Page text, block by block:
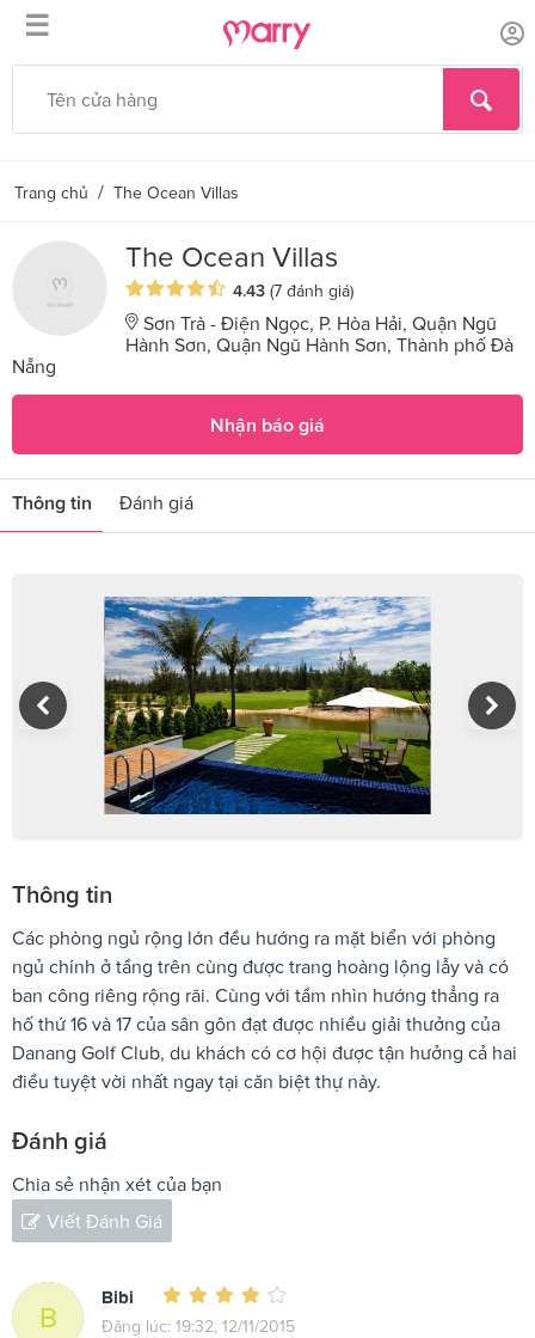
☰
Trang chủ / The Ocean Villas
The Ocean Villas
4.43 (7 đánh giá)
Sơn Trà - Điện Ngọc, P. Hòa Hải, Quận Ngũ
Hành Sơn, Quận Ngũ Hành Sơn, Thành phố Đà
Nẵng
Nhận báo giá
Thông tin Đánh giá
Thông tin
Các phòng ngủ rộng lớn đều hướng ra mặt biển với phòng
ngủ chính ở tầng trên cùng được trang hoàng lộng lẫy và có
ban công riêng rộng rãi. Cùng với tầm nhìn hướng thẳng ra
hố thứ 16 và 17 của sân gôn đạt được nhiều giải thưởng của
Danang Golf Club, du khách có cơ hội được tận hưởng cả hai
điều tuyệt vời nhất ngay tại căn biệt thự này.
Đánh giá
Chia sẻ nhận xét của bạn
Viết Đánh Giá
B
Bibi
Đăng lúc: 19:32, 12/11/2015